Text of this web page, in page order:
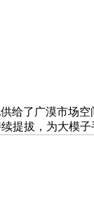
了广漠市场空
拔，为大模